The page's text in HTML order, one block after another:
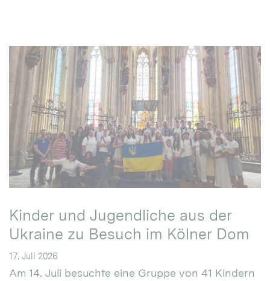
Kinder und Jugendliche aus der
Ukraine zu Besuch im Kölner Dom
17. Juli 2026
Am 14. Juli besuchte eine Gruppe von 41 Kindern